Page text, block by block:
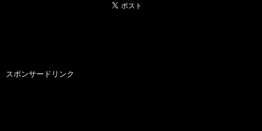
スポンサードリンク